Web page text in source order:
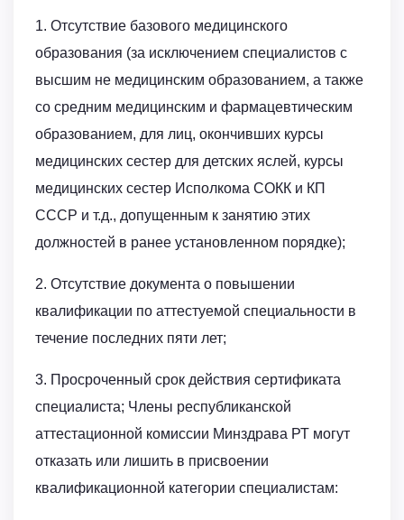
1. Отсутствие базового медицинского
образования (за исключением специалистов с
высшим не медицинским образованием, а также
со средним медицинским и фармацевтическим
образованием, для лиц, окончивших курсы
медицинских сестер для детских яслей, курсы
медицинских сестер Исполкома СОКК и КП
СССР и т.д., допущенным к занятию этих
должностей в ранее установленном порядке);
2. Отсутствие документа о повышении
квалификации по аттестуемой специальности в
течение последних пяти лет;
3. Просроченный срок действия сертификата
специалиста; Члены республиканской
аттестационной комиссии Минздрава РТ могут
отказать или лишить в присвоении
квалификационной категории специалистам: